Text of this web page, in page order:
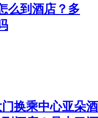
么到酒店？多
换乘中心亚朵酒